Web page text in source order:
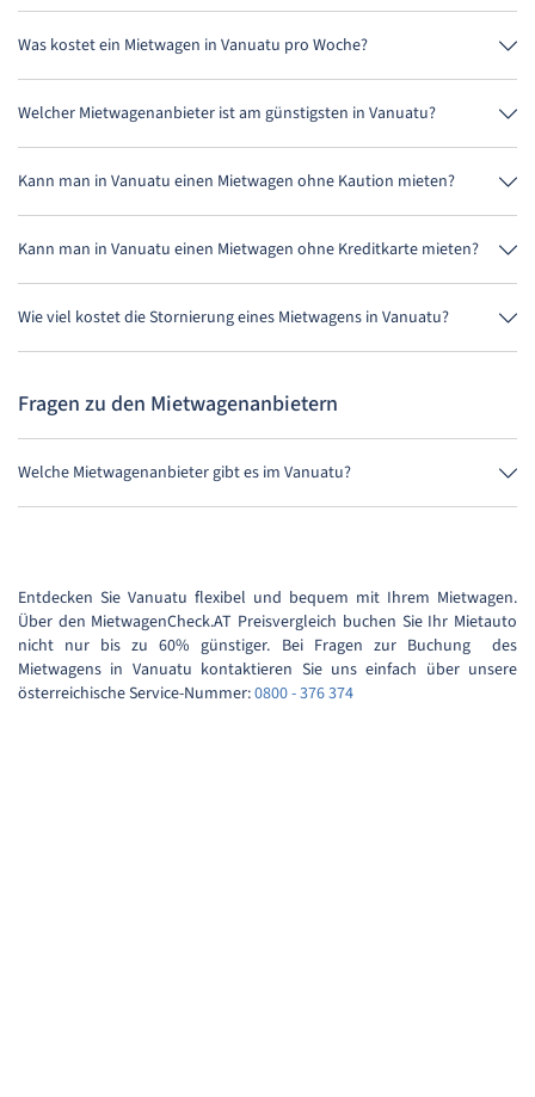
Entdecken Sie Vanuatu flexibel und bequem mit Ihrem Mietwagen.
Über den MietwagenCheck.AT Preisvergleich buchen Sie Ihr Mietauto
nicht nur bis zu 60% günstiger. Bei Fragen zur Buchung des
Mietwagens in Vanuatu kontaktieren Sie uns einfach über unsere
österreichische Service-Nummer:0800 - 376 374
Was kostet ein Mietwagen in Vanuatu pro Woche?
Ein Mietwagen in Vanuatu kostet durchschnittlich 520,80 € pro Woche
(74,40 € pro Tag).
Welcher Mietwagenanbieter ist am günstigsten in Vanuatu?
BSP Auto ist in Vanuatu am günstigsten. Eine Anmietung kostet
297,60 € für 4 Tage.
Kann man in Vanuatu einen Mietwagen ohne Kaution mieten?
Nein, leider kann man derzeit in Vanuatu keinen Mietwagen ohne
Kaution mieten.
Kann man in Vanuatu einen Mietwagen ohne Kreditkarte mieten?
Nein, leider kann man derzeit in Vanuatu keinen Mietwagen ohne
Kreditkarte mieten.
Wie viel kostet die Stornierung eines Mietwagens in Vanuatu?
Bis 24 Stunden vor Anmietung kostet die Stornierung während der
Fragen zu den Mietwagenanbietern
Welche Mietwagenanbieter gibt es im Vanuatu?
Im Vanuatu gibt es Holiday Autos, Argus Car Hire und BSP Auto.